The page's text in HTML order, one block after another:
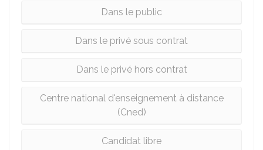
Dans le public
Dans le privé sous contrat
Dans le privé hors contrat
Centre national d'enseignement à distance
(Cned)
Candidat libre